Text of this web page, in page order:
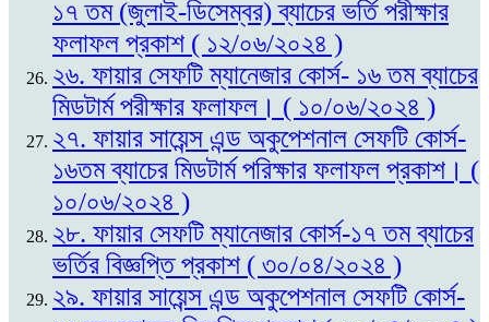
১৭ তম (জুলাই-ডিসেম্বর) ব্যাচের ভর্তি পরীক্ষার
ফলাফল প্রকাশ ( ১২/০৬/২০২৪ )
২৬. ফায়ার সেফটি ম্যানেজার কোর্স- ১৬ তম ব্যাচের
মিডটার্ম পরীক্ষার ফলাফল। ( ১০/০৬/২০২৪ )
২৭. ফায়ার সায়েন্স এন্ড অকুপেশনাল সেফটি কোর্স-
১৬তম ব্যাচের মিডটার্ম পরিক্ষার ফলাফল প্রকাশ। (
১০/০৬/২০২৪ )
২৮. ফায়ার সেফটি ম্যানেজার কোর্স-১৭ তম ব্যাচের
ভর্তির বিজ্ঞপ্তি প্রকাশ ( ৩০/০৪/২০২৪ )
২৯. ফায়ার সায়েন্স এন্ড অকুপেশনাল সেফটি কোর্স-